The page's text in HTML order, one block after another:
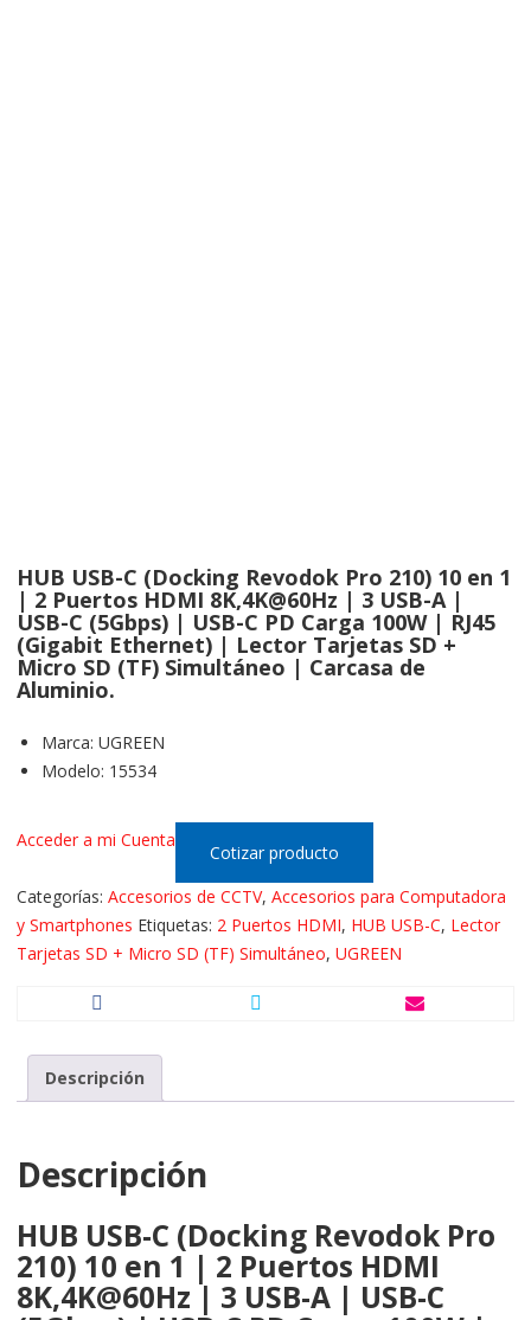
HUB USB-C (Docking Revodok Pro 210) 10 en 1
| 2 Puertos HDMI 8K,4K@60Hz | 3 USB-A |
USB-C (5Gbps) | USB-C PD Carga 100W | RJ45
(Gigabit Ethernet) | Lector Tarjetas SD +
Micro SD (TF) Simultáneo | Carcasa de
Aluminio.
Marca: UGREEN
Modelo: 15534
Acceder a mi Cuenta
Cotizar producto
Categorías: Accesorios de CCTV, Accesorios para Computadora
y Smartphones Etiquetas: 2 Puertos HDMI, HUB USB-C, Lector
Tarjetas SD + Micro SD (TF) Simultáneo, UGREEN
Descripción
Descripción
HUB USB-C (Docking Revodok Pro
210) 10 en 1 | 2 Puertos HDMI
8K,4K@60Hz | 3 USB-A | USB-C